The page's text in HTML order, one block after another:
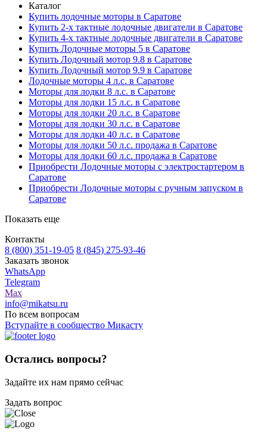
Каталог
Купить лодочные моторы в Саратове
Купить 2-х тактные лодочные двигатели в Саратове
Купить 4-х тактные лодочные двигатели в Саратове
Купить Лодочные моторы 5 в Саратове
Купить Лодочный мотор 9.8 в Саратове
Купить Лодочный мотор 9.9 в Саратове
Лодочные моторы 4 л.с. в Саратове
Моторы для лодки 8 л.с. в Саратове
Моторы для лодки 15 л.с. в Саратове
Моторы для лодки 20 л.с. в Саратове
Моторы для лодки 30 л.с. в Саратове
Моторы для лодки 40 л.с. в Саратове
Моторы для лодки 50 л.с. продажа в Саратове
Моторы для лодки 60 л.с. продажа в Саратове
Приобрести Лодочные моторы с электростартером в
Саратове
Приобрести Лодочные моторы с ручным запуском в
Саратове
Показать еще
Контакты
8 (800) 351-19-05 8 (845) 275-93-46
Заказать звонок
WhatsApp
Telegram
Max
info@mikatsu.ru
По всем вопросам
Вступайте в сообщество Микасту
Остались вопросы?
Задайте их нам прямо сейчас
Задать вопрос